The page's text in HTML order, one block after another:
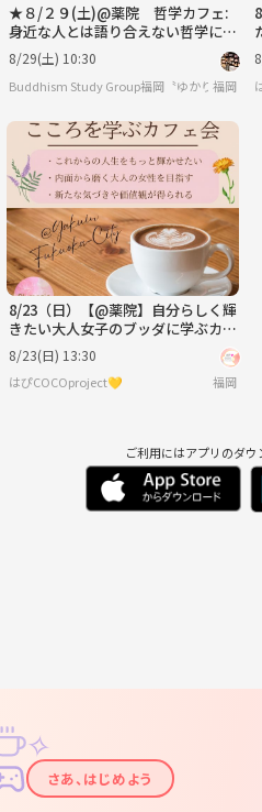
★８/２９(土)@薬院 哲学カフェ:
身近な人とは語り合えない哲学につ
いて語りましょう
8/29(土) 10:30
Buddhism Study Group福岡〝ゆかり〟福岡
8/23（日）【@薬院】自分らしく輝
きたい大人女子のブッダに学ぶカフ
ェ会
8/23(日) 13:30
はぴCOCOproject💛 福岡
ご利用にはアプリのダ
✦
✧
さあ、はじめよう